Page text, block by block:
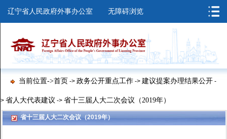
辽宁省人民政府外事办公室 无障碍浏览
当前位置->首页 -> 政务公开重点工作 -> 建议提案办理结果公开 -
> 省人大代表建议 -> 省十三届人大二次会议（2019年）
省十三届人大二次会议（2019年）